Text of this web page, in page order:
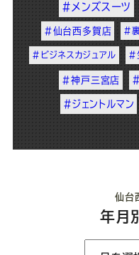
#メンズスーツ
#仙台西多賀店 #
#ビジネスカジュアル #
#神戸三宮店
#ジェントルマン
仙台
年月